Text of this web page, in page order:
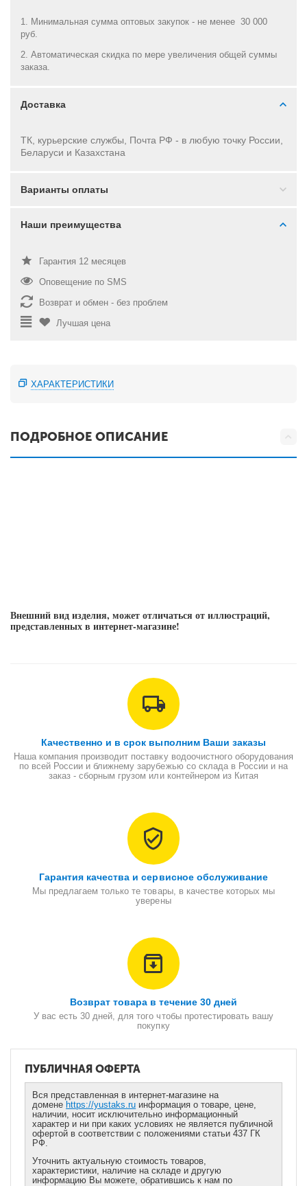
1. Минимальная сумма оптовых закупок - не менее 30 000
руб.
2. Автоматическая скидка по мере увеличения общей суммы
заказа.
Доставка
ТК, курьерские службы, Почта РФ - в любую точку России,
Беларуси и Казахстана
Варианты оплаты
Наши преимущества
Гарантия 12 месяцев
Оповещение по SMS
Возврат и обмен - без проблем
Лучшая цена
ХАРАКТЕРИСТИКИ
ПОДРОБНОЕ ОПИСАНИЕ
Внешний вид изделия, может отличаться от иллюстраций,
представленных в интернет-магазине!
Качественно и в срок выполним Ваши заказы
Наша компания производит поставку водоочистного оборудования
по всей России и ближнему зарубежью со склада в России и на
заказ - сборным грузом или контейнером из Китая
Гарантия качества и сервисное обслуживание
Мы предлагаем только те товары, в качестве которых мы
уверены
Возврат товара в течение 30 дней
У вас есть 30 дней, для того чтобы протестировать вашу
покупку
ПУБЛИЧНАЯ ОФЕРТА
Вся представленная в интернет-магазине на
домене https://yustaks.ru информация о товаре, цене,
наличии, носит исключительно информационный
характер и ни при каких условиях не является публичной
офертой в соответствии с положениями статьи 437 ГК
РФ.
Уточнить актуальную стоимость товаров,
характеристики, наличие на складе и другую
информацию Вы можете, обратившись к нам по